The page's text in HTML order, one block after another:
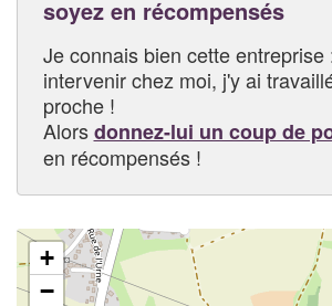
soyez en récompensés
Je connais bien cette entreprise
intervenir chez moi, j'y ai
proche !
Alorsdonnez-lui un coup de
en récompensés !
+
−